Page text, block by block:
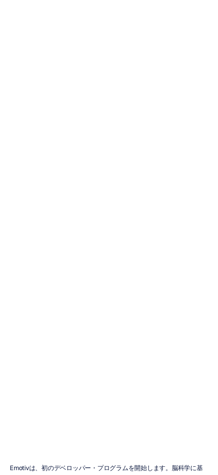
Emotivは、初のデベロッパー・プログラムを開始します。脳科学に基